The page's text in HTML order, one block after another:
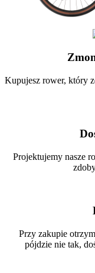
Kupujesz rower, który
Projektujemy nasze
Przy zakupie
pójdzie nie tak,